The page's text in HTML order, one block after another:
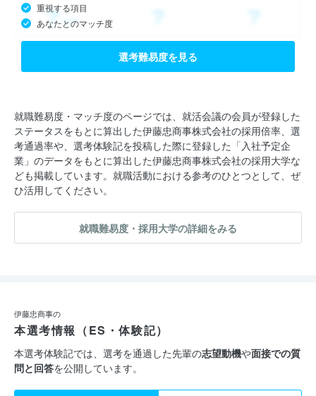
重視する項目
あなたとのマッチ度
選考難易度を見る
就職難易度・マッチ度のページでは、就活会議の会員が登録した
ステータスをもとに算出した伊藤忠商事株式会社の採用倍率、選
考通過率や、選考体験記を投稿した際に登録した「入社予定企
業」のデータをもとに算出した伊藤忠商事株式会社の採用大学な
ども掲載しています。就職活動における参考のひとつとして、ぜ
ひ活用してください。
就職難易度・採用大学の詳細をみる
伊藤忠商事の
本選考情報（ES・体験記）
本選考体験記では、選考を通過した先輩の志望動機や面接での質
問と回答を公開しています。